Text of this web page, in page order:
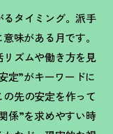
タイミング。派手
意味がある月です。
ズムや働き方を見
定”がキーワードに
先の安定を作って
係”を求めやすい時